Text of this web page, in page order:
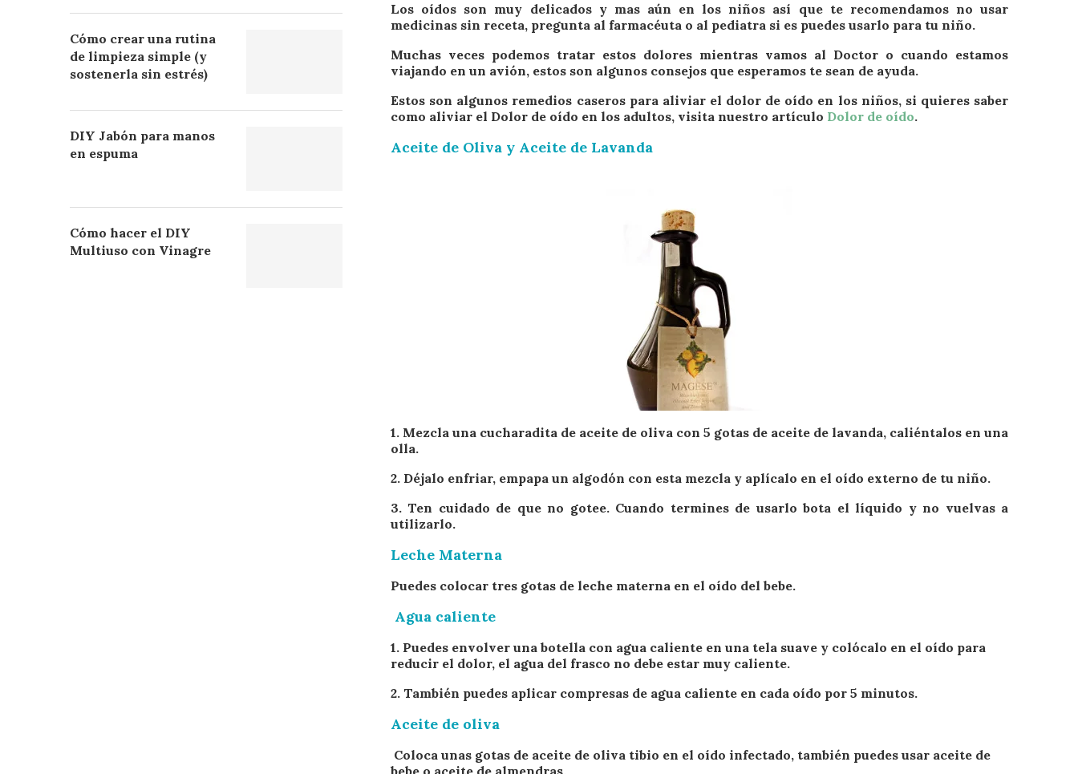
Los oídos son muy delicados y mas aún en los niños así que te recomendamos no usar
medicinas sin receta, pregunta al farmacéuta o al pediatra si es puedes usarlo para tu niño.
Muchas veces podemos tratar estos dolores mientras vamos al Doctor o cuando estamos
viajando en un avión, estos son algunos consejos que esperamos te sean de ayuda.
Estos son algunos remedios caseros para aliviar el dolor de oído en los niños, si quieres saber
como aliviar el Dolor de oído en los adultos, visita nuestro artículo Dolor de oído.
Aceite de Oliva y Aceite de Lavanda
1. Mezcla una cucharadita de aceite de oliva con 5 gotas de aceite de lavanda, caliéntalos en una
olla.
2. Déjalo enfriar, empapa un algodón con esta mezcla y aplícalo en el oído externo de tu niño.
3. Ten cuidado de que no gotee. Cuando termines de usarlo bota el líquido y no vuelvas a
utilizarlo.
Leche Materna
Puedes colocar tres gotas de leche materna en el oído del bebe.
Agua caliente
1. Puedes envolver una botella con agua caliente en una tela suave y colócalo en el oído para
reducir el dolor, el agua del frasco no debe estar muy caliente.
2. También puedes aplicar compresas de agua caliente en cada oído por 5 minutos.
Aceite de oliva
Coloca unas gotas de aceite de oliva tibio en el oído infectado, también puedes usar aceite de
bebe o aceite de almendras.
Cómo crear una rutina
de limpieza simple (y
sostenerla sin estrés)
DIY Jabón para manos
en espuma
Cómo hacer el DIY
Multiuso con Vinagre